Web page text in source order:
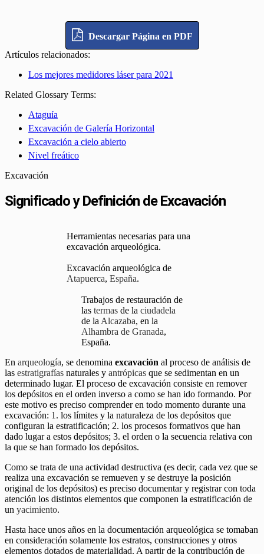
Descargar Página en PDF
Artículos relacionados:
Los mejores medidores láser para 2021
Related Glossary Terms:
Ataguía
Excavación de Galería Horizontal
Excavación a cielo abierto
Nivel freático
Excavación
Significado y Definición de Excavación
Herramientas necesarias para una
excavación arqueológica.
Excavación arqueológica de
Atapuerca, España.
Trabajos de restauración de
las termas de la ciudadela
de laAlcazaba, en la
Alhambra de Granada,
España.
En arqueología, se denomina excavación al proceso de análisis de
las estratigrafías naturales y antrópicas que se sedimentan en un
determinado lugar. El proceso de excavación consiste en remover
los depósitos en el orden inverso a como se han ido formando. Por
este motivo es preciso comprender en todo momento durante una
excavación: 1. los límites y la naturaleza de los depósitos que
configuran la estratificación; 2. los procesos formativos que han
dado lugar a estos depósitos; 3. el orden o la secuencia relativa con
la que se han formado los depósitos.
Como se trata de una actividad destructiva (es decir, cada vez que se
realiza una excavación se remueven y se destruye la posición
original de los depósitos) es preciso documentar y registrar con toda
atención los distintos elementos que componen la estratificación de
un yacimiento.
Hasta hace unos años en la documentación arqueológica se tomaban
en consideración solamente los estratos, construcciones y otros
elementos dotados de materialidad. A partir de la contribución de